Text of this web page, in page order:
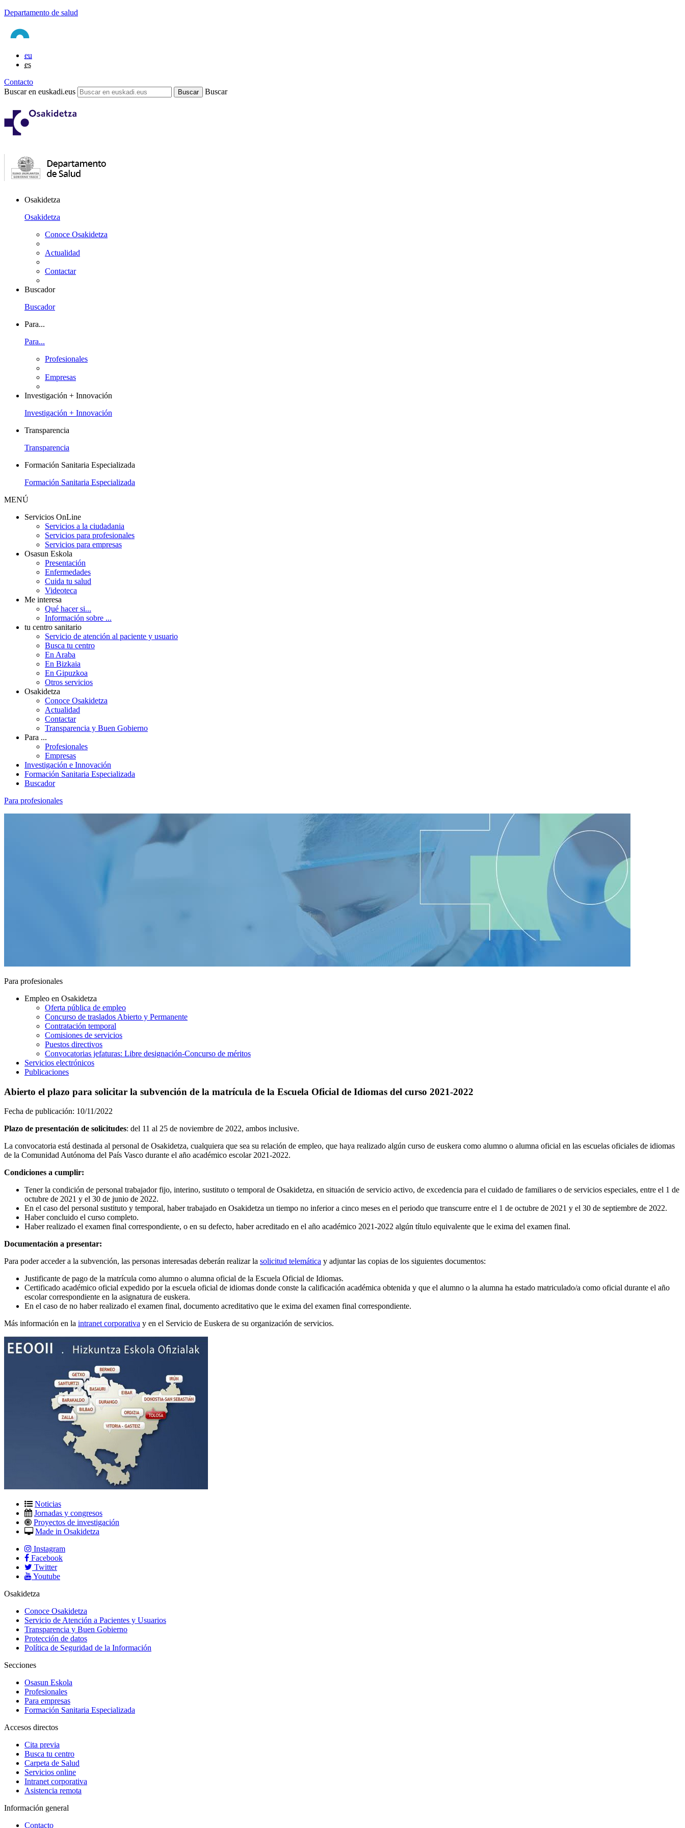
Departamento de salud
eu
es
Contacto
Buscar en euskadi.eus
Buscar
Osakidetza
Osakidetza
Conoce Osakidetza
Actualidad
Contactar
Buscador
Buscador
Para...
Para...
Profesionales
Empresas
Investigación + Innovación
Investigación + Innovación
Transparencia
Transparencia
Formación Sanitaria Especializada
Formación Sanitaria Especializada
MENÚ
Servicios OnLine
Servicios a la ciudadania
Servicios para profesionales
Servicios para empresas
Osasun Eskola
Presentación
Enfermedades
Cuida tu salud
Videoteca
Me interesa
Qué hacer si...
Información sobre ...
tu centro sanitario
Servicio de atención al paciente y usuario
Busca tu centro
En Araba
En Bizkaia
En Gipuzkoa
Otros servicios
Osakidetza
Conoce Osakidetza
Actualidad
Contactar
Transparencia y Buen Gobierno
Para ...
Profesionales
Empresas
Investigación e Innovación
Formación Sanitaria Especializada
Buscador
Para profesionales
Para profesionales
Empleo en Osakidetza
Oferta pública de empleo
Concurso de traslados Abierto y Permanente
Contratación temporal
Comisiones de servicios
Puestos directivos
Convocatorias jefaturas: Libre designación-Concurso de méritos
Servicios electrónicos
Publicaciones
Abierto el plazo para solicitar la subvención de la matrícula de la Escuela Oficial de Idiomas del curso 2021-2022
Fecha de publicación: 10/11/2022
Plazo de presentación de solicitudes: del 11 al 25 de noviembre de 2022, ambos inclusive.
La convocatoria está destinada al personal de Osakidetza, cualquiera que sea su relación de empleo, que haya realizado algún curso de euskera como alumno o alumna oficial en las escuelas oficiales de idiomas
de la Comunidad Autónoma del País Vasco durante el año académico escolar 2021-2022.
Condiciones a cumplir:
Tener la condición de personal trabajador fijo, interino, sustituto o temporal de Osakidetza, en situación de servicio activo, de excedencia para el cuidado de familiares o de servicios especiales, entre el 1 de
octubre de 2021 y el 30 de junio de 2022.
En el caso del personal sustituto y temporal, haber trabajado en Osakidetza un tiempo no inferior a cinco meses en el periodo que transcurre entre el 1 de octubre de 2021 y el 30 de septiembre de 2022.
Haber concluido el curso completo.
Haber realizado el examen final correspondiente, o en su defecto, haber acreditado en el año académico 2021-2022 algún título equivalente que le exima del examen final.
Documentación a presentar:
Para poder acceder a la subvención, las personas interesadas deberán realizar la solicitud telemática y adjuntar las copias de los siguientes documentos:
Justificante de pago de la matrícula como alumno o alumna oficial de la Escuela Oficial de Idiomas.
Certificado académico oficial expedido por la escuela oficial de idiomas donde conste la calificación académica obtenida y que el alumno o la alumna ha estado matriculado/a como oficial durante el año
escolar correspondiente en la asignatura de euskera.
En el caso de no haber realizado el examen final, documento acreditativo que le exima del examen final correspondiente.
Más información en la intranet corporativa y en el Servicio de Euskera de su organización de servicios.
Noticias
Jornadas y congresos
Proyectos de investigación
Made in Osakidetza
Instagram
Facebook
Twitter
Youtube
Osakidetza
Conoce Osakidetza
Servicio de Atención a Pacientes y Usuarios
Transparencia y Buen Gobierno
Protección de datos
Política de Seguridad de la Información
Secciones
Osasun Eskola
Profesionales
Para empresas
Formación Sanitaria Especializada
Accesos directos
Cita previa
Busca tu centro
Carpeta de Salud
Servicios online
Intranet corporativa
Asistencia remota
Información general
Contacto